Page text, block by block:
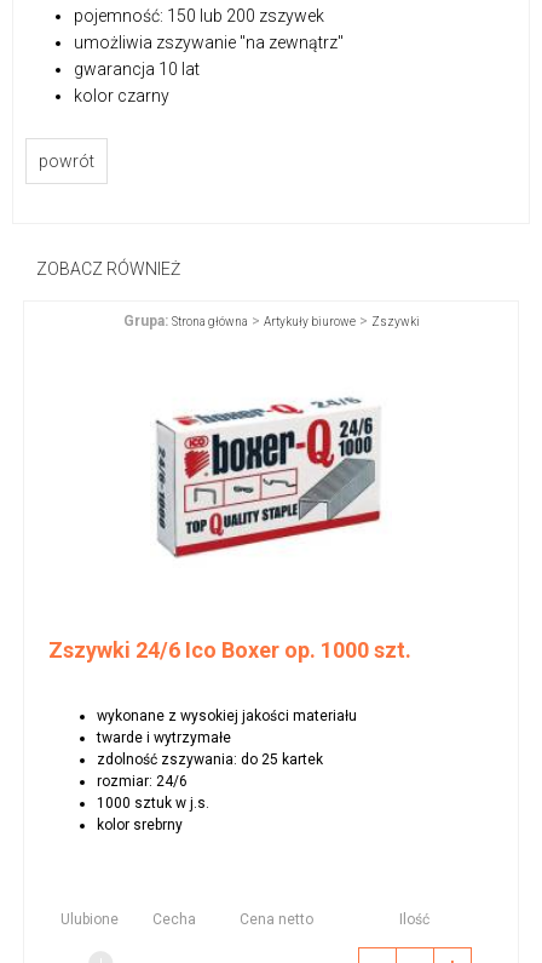
pojemność: 150 lub 200 zszywek
umożliwia zszywanie "na zewnątrz"
gwarancja 10 lat
kolor czarny
powrót
ZOBACZ RÓWNIEŻ
Grupa: Strona główna > Artykuły biurowe> Zszywki
Zszywki 24/6 Ico Boxer op. 1000 szt.
wykonane z wysokiej jakości materiału
twarde i wytrzymałe
zdolność zszywania: do 25 kartek
rozmiar: 24/6
1000 sztuk w j.s.
kolor srebrny
Ulubione Cecha Cena netto Ilość